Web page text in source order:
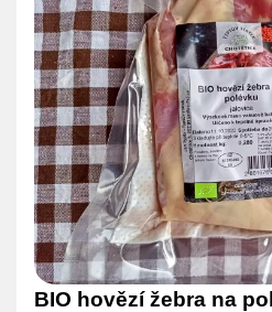
BIO hovězí žebra na